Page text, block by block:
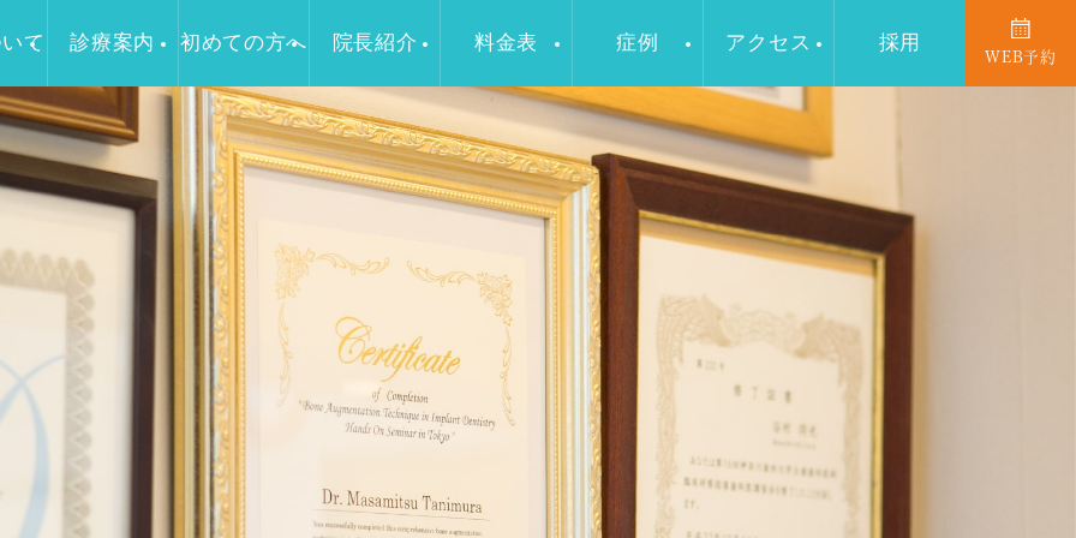
て 診療案内 初めての方へ 院長紹介 料金表 症例 アクセス 採用
WEB予約